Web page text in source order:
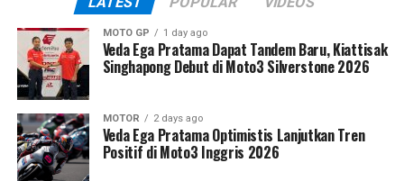
MOTO GP 1 day ago
Veda Ega Pratama Dapat Tandem Baru, Kiattisak
Singhapong Debut di Moto3 Silverstone 2026
MOTOR 2 days ago
Veda Ega Pratama Optimistis Lanjutkan Tren
Positif di Moto3 Inggris 2026